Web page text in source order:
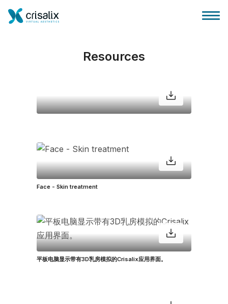
外科医生之家
客户评价
Resources
Face - Skin treatment
平板电脑显示带有3D乳房模拟的Crisalix应用界面。